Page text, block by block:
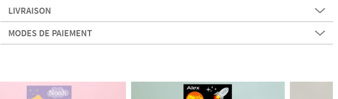
LIVRAISON
MODES DE PAIEMENT